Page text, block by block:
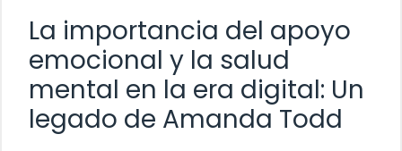
La importancia del apoyo
emocional y la salud
mental en la era digital: Un
legado de Amanda Todd